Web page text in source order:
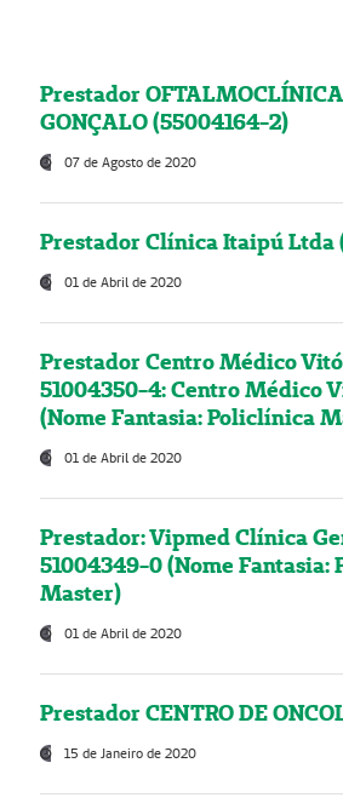
Prestador
GONÇALO (55004164-2)
07 de Agosto de 2020
Prestador Clínica Itaipú Ltda
01 de Abril de 2020
Prestador Centro Médico
51004350-4: Centro Médico
(Nome Fantasia: Policlínica
01 de Abril de 2020
Prestador: Vipmed Clínica
51004349-0 (Nome Fantasia:
Master)
01 de Abril de 2020
Prestador CENTRO DE
15 de Janeiro de 2020